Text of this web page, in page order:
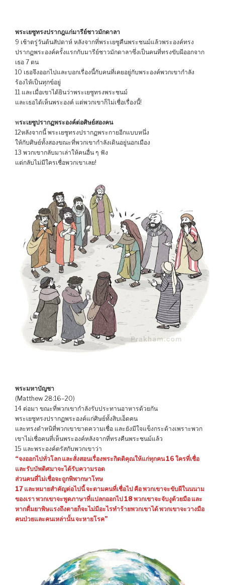
พระเยซูทรงปรากฎแก่มารีย์ชาวมักดาลา
9 เช้าตรู่วันต้นสัปดาห์ หลังจากที่พระเยซูคืนพระชนม์แล้วพระองค์ทรง
ปรากฏพระองค์ครั้งแรกกับมารีย์ชาวมักดาลาซึ่งเป็นคนที่ทรงขับผีออกจาก
เธอ 7 ตน
10 เธอจึงออกไปและบอกเรื่องนี้กับคนที่เคยอยู่กับพระองค์พวกเขากำลัง
ร้องไห้เป็นทุกข์อยู่
11 และเมื่อเขาได้ยินว่าพระเยซูทรงพระชนม์
และเธอได้เห็นพระองค์ แต่พวกเขาก็ไม่เชื่อเรื่องนี้!
พระเยซูปรากฏพระองค์ต่อศิษย์สองคน
12หลังจากนี้ พระเยซูทรงปรากฏพระกายอีกแบบหนึ่ง
ให้กับศิษย์ทั้งสองขณะที่พวกเขากำลังเดินอยู่นอกเมือง
13 พวกเขากลับมาเล่าให้คนอื่น ๆ ฟัง
แต่กลับไม่มีใครเชื่อพวกเขาเลย!
พระมหาบัญชา
(Matthew 28:16–20)
14 ต่อมา ขณะที่พวกเขากำลังรับประทานอาหารด้วยกัน
พระเยซูทรงปรากฏพระองค์แก่ศิษย์ทั้งสิบเอ็ดคน
และทรงตำหนิที่พวกเขาขาดความเชื่อ และยังมีใจแข็งกระด้างเพราะพวก
เขาไม่เชื่อคนที่เห็นพระองค์หลังจากที่ทรงคืนพระชนม์แล้ว
15 และพระองค์ตรัสกับพวกเขาว่า
“จงออกไปทั่วโลก และสั่งสอนเรื่องพระกิตติคุณให้แก่ทุกคน 16 ใครที่เชื่อ
และรับบัพติศมาจะได้รับความรอด
ส่วนคนที่ไม่เชื่อจะถูกพิพากษาโทษ
17 และหมายสำคัญต่อไปนี้ จะตามคนที่เชื่อไป คือ พวกเขาจะขับผีในนนาม
ของเรา พวกเขาจะพูดภาษาที่แปลกออกไป 18 พวกเขาจะจับงูด้วยมือ และ
หากดื่มยาพิษแรงถึงตายก็จะไม่มีอะไรทำร้ายพวกเขาได้ พวกเขาจะวางมือ
คนป่วยและคนเหล่านั้น จะหายโรค”